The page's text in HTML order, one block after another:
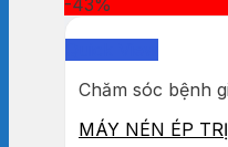
Chăm sóc bệnh
MÁY NÉN ÉP